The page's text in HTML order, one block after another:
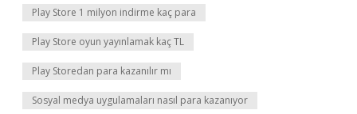
Play Store 1 milyon indirme kaç para
Play Store oyun yayınlamak kaç TL
Play Storedan para kazanılır mı
Sosyal medya uygulamaları nasıl para kazanıyor